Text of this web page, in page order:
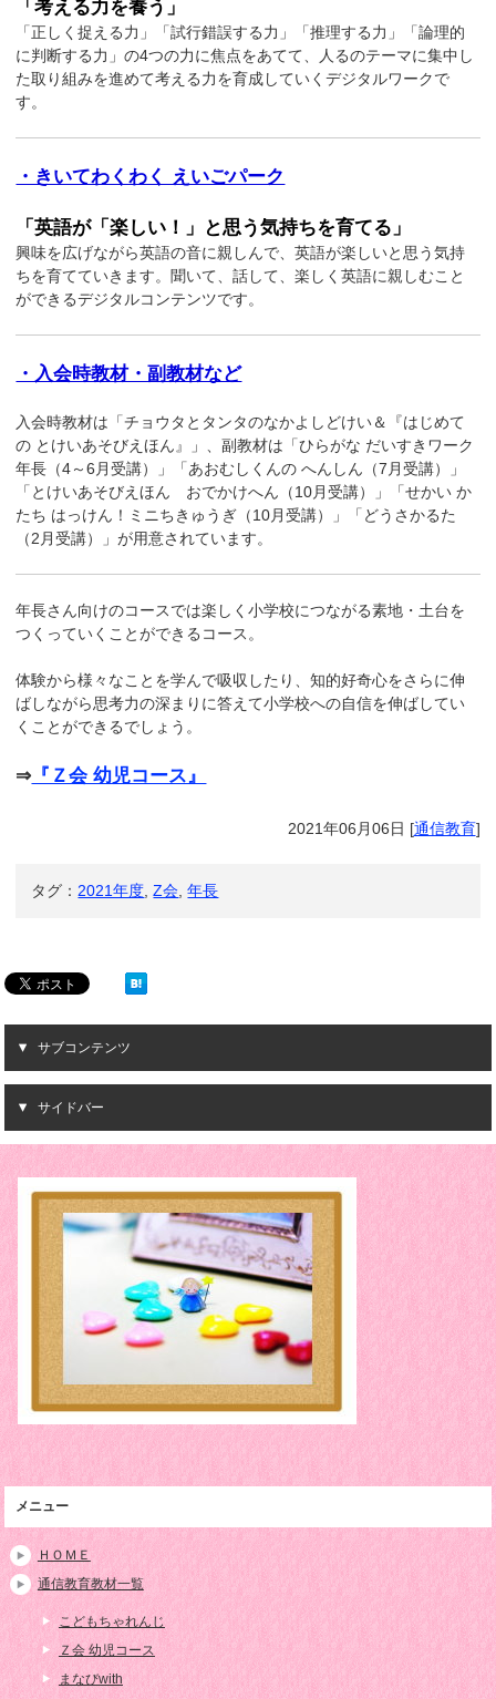
「考える力を養う」
「正しく捉える力」「試行錯誤する力」「推理する力」「論理的
に判断する力」の4つの力に焦点をあてて、人るのテーマに集中し
た取り組みを進めて考える力を育成していくデジタルワークで
す。
・きいてわくわく えいごパーク
「英語が「楽しい！」と思う気持ちを育てる」
興味を広げながら英語の音に親しんで、英語が楽しいと思う気持
ちを育てていきます。聞いて、話して、楽しく英語に親しむこと
ができるデジタルコンテンツです。
・入会時教材・副教材など
入会時教材は「チョウタとタンタのなかよしどけい＆『はじめて
の とけいあそびえほん』」、副教材は「ひらがな だいすきワーク
年長（4～6月受講）」「あおむしくんの へんしん（7月受講）」
「とけいあそびえほん おでかけへん（10月受講）」「せかい か
たち はっけん！ミニちきゅうぎ（10月受講）」「どうさかるた
（2月受講）」が用意されています。
年長さん向けのコースでは楽しく小学校につながる素地・土台を
つくっていくことができるコース。
体験から様々なことを学んで吸収したり、知的好奇心をさらに伸
ばしながら思考力の深まりに答えて小学校への自信を伸ばしてい
くことができるでしょう。
⇒ 『Ｚ会 幼児コース』
2021年06月06日 [通信教育]
タグ： 2021年度 ,Z会 ,年長
サブコンテンツ
サイドバー
メニュー
ＨＯＭＥ
通信教育教材一覧
こどもちゃれんじ
Ｚ会 幼児コース
まなびwith